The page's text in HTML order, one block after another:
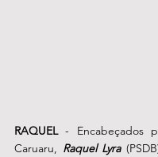
RAQUEL - Encabeçados
Caruaru, Raquel Lyra